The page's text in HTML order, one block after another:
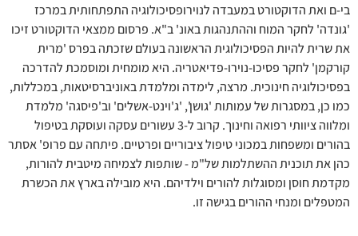
בי-ם ואת הדוקטורט במעבדה לנוירופסיכולוגיה התפתחותית במרכז
'גונדה' לחקר המוח וההתנהגות באונ' ב"א. פרסום ממצאי הדוקטורט זיכו
את שרית להיות הפסיכולוגית הראשונה בעולם שזכתה בפרס 'מרית
קורקמן' לחקר פסיכו-נוירו-פדיאטריה. היא מומחית ומוסמכת להדרכה
בפסיכולוגיה חינוכית. מרצה, לימדה ומלמדת באוניברסיטאות, במכללות,
כמו כן, במסגרות של עמותות 'גושן', 'ג'וינט-אשלים' וב'פיסגה' מלמדת
ומלווה ציוותי רפואה וחינוך. קרוב ל-3 עשורים עסקה ועוסקת בטיפול
בהורים ומשפחות במכוני טיפול ציבוריים ופרטיים. פיתחה עם פרופ' אסתר
כהן את תוכנית ההשתלמות של"מ - שותפות לצמיחה מיטבית להורות,
מקדמת חוסן ומסוגלות להורים וילדיהם. היא מובילה בארץ את הכשרת
המטפלים ומנחי ההורים בגישה זו.